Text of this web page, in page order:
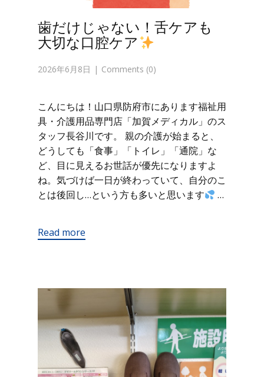
歯だけじゃない！舌ケアも
大切な口腔ケア
2026年6月8日 Comments (0)
こんにちは！山口県防府市にあります福祉用
具・介護用品専門店「加賀メディカル」のス
タッフ長谷川です。 親の介護が始まると、
どうしても「食事」「トイレ」「通院」な
ど、目に見えるお世話が優先になりますよ
ね。気づけば一日が終わっていて、自分のこ
とは後回し…という方も多いと思います
…
Read more